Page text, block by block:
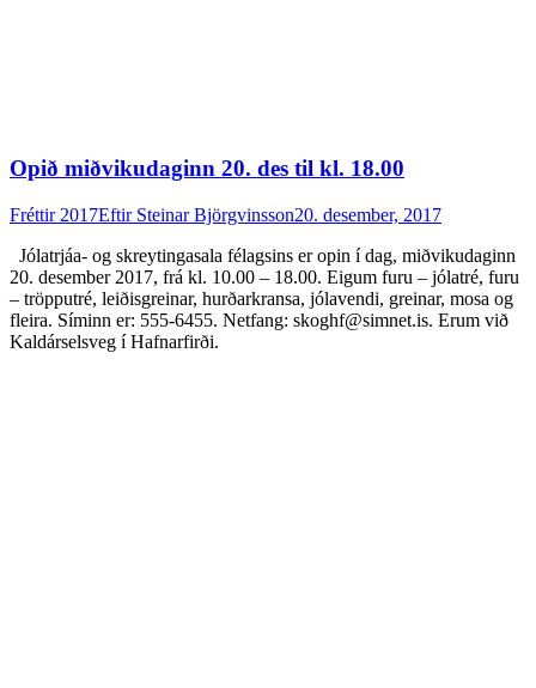
Opið miðvikudaginn 20. des til kl. 18.00
Fréttir 2017Eftir Steinar Björgvinsson20. desember, 2017
Jólatrjáa- og skreytingasala félagsins er opin í dag, miðvikudaginn
20. desember 2017, frá kl. 10.00 – 18.00. Eigum furu – jólatré, furu
– tröpputré, leiðisgreinar, hurðarkransa, jólavendi, greinar, mosa og
fleira. Síminn er: 555-6455. Netfang: skoghf@simnet.is. Erum við
Kaldárselsveg í Hafnarfirði.